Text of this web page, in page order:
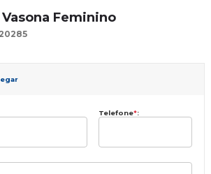
Feminino
Telefone*: